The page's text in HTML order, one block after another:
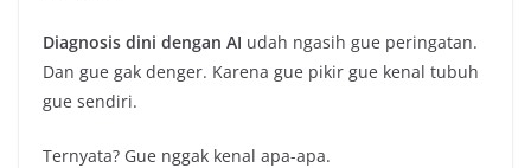
Diagnosis dini dengan AI udah ngasih gue peringatan.
Dan gue gak denger. Karena gue pikir gue kenal tubuh
gue sendiri.
Ternyata? Gue nggak kenal apa-apa.